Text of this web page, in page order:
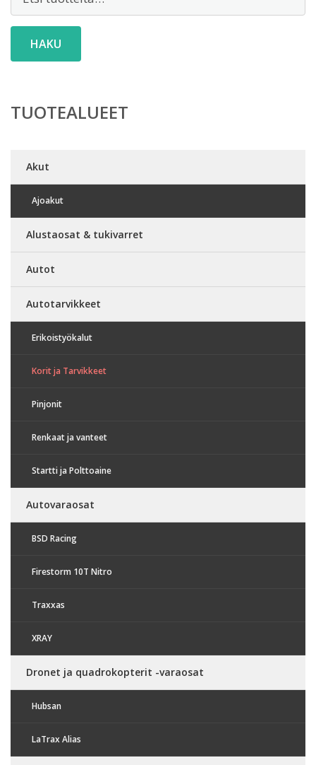
HAKU
TUOTEALUEET
Akut
Ajoakut
Alustaosat & tukivarret
Autot
Autotarvikkeet
Erikoistyökalut
Korit ja Tarvikkeet
Pinjonit
Renkaat ja vanteet
Startti ja Polttoaine
Autovaraosat
BSD Racing
Firestorm 10T Nitro
Traxxas
XRAY
Dronet ja quadrokopterit -varaosat
Hubsan
LaTrax Alias